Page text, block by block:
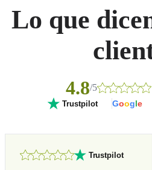
Lo que
4.8/5
Trustpilot Google
Trustpilot